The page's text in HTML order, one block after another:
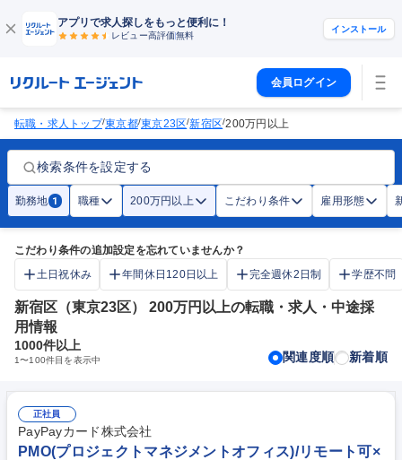
アプリで求人探しをもっと便利に！
レビュー高評価無料
インストール
会員ログイン
転職・求人トップ/東京都/東京23区/新宿区/200万円以上
検索条件を設定する
勤務地 1 職種 200万円以上 こだわり条件 雇用形態
こだわり条件の追加設定を忘れていませんか？
土日祝休み
年間休日120日以上 完全週休2日制 学歴不問
新宿区（東京23区） 200万円以上の転職・求人・中途採
用情報
1000件以上
1〜100件目を表示中 関連度順 新着順
正社員
PayPayカード株式会社
PMO(プロジェクトマネジメントオフィス)/リモート可×